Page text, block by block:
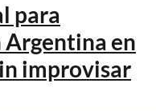
para
en
improvisar